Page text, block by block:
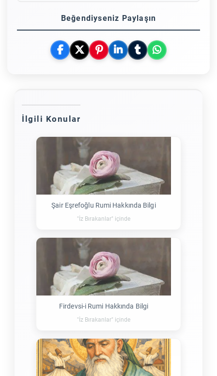
Beğendiyseniz Paylaşın
İlgili Konular
Şair Eşrefoğlu Rumi Hakkında Bilgi
"İz Bırakanlar" içinde
Firdevsi-i Rumi Hakkında Bilgi
"İz Bırakanlar" içinde